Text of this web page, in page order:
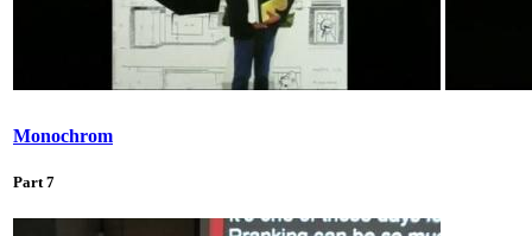
Monochrom
Part 7